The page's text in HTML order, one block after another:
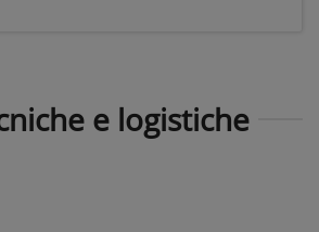
e logistiche